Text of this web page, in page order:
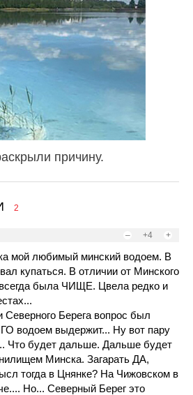
причину.
2
– +4 +
мой любимый минский водоем. В
купаться. В отличии от Минского
была ЧИЩЕ. Цвела редко и
Северного Берега вопрос был
водоем выдержит... Ну вот пару
Что будет дальше. Дальше будет
Минска. Загарать ДА,
тогда в Цнянке? На Чижовском в
Но... Северный Берег это